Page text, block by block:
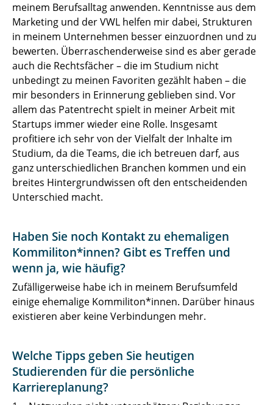
meinem Berufsalltag anwenden. Kenntnisse aus dem
Marketing und der VWL helfen mir dabei, Strukturen
in meinem Unternehmen besser einzuordnen und zu
bewerten. Überraschenderweise sind es aber gerade
auch die Rechtsfächer – die im Studium nicht
unbedingt zu meinen Favoriten gezählt haben – die
mir besonders in Erinnerung geblieben sind. Vor
allem das Patentrecht spielt in meiner Arbeit mit
Startups immer wieder eine Rolle. Insgesamt
profitiere ich sehr von der Vielfalt der Inhalte im
Studium, da die Teams, die ich betreuen darf, aus
ganz unterschiedlichen Branchen kommen und ein
breites Hintergrundwissen oft den entscheidenden
Unterschied macht.
Haben Sie noch Kontakt zu ehemaligen
Kommiliton*innen? Gibt es Treffen und
wenn ja, wie häufig?
Zufälligerweise habe ich in meinem Berufsumfeld
einige ehemalige Kommiliton*innen. Darüber hinaus
existieren aber keine Verbindungen mehr.
Welche Tipps geben Sie heutigen
Studierenden für die persönliche
Karriereplanung?